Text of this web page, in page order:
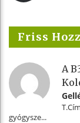
Friss
A
gyógysze...